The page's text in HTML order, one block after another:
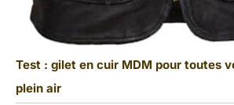
Test : gilet en cuir MDM pour toutes
plein air